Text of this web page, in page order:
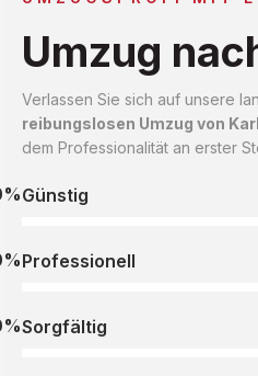
Umzug
Verlassen Sie sich auf unsere
reibungslosen Umzug von
dem Professionalität an erster
Günstig
Professionell
Sorgfältig